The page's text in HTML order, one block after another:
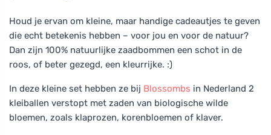
Houd je ervan om kleine, maar handige cadeautjes te geven
die echt betekenis hebben – voor jou en voor de natuur?
Dan zijn 100% natuurlijke zaadbommen een schot in de
roos, of beter gezegd, een kleurrijke. :)
In deze kleine set hebben ze bij Blossombs in Nederland 2
kleiballen verstopt met zaden van biologische wilde
bloemen, zoals klaprozen, korenbloemen of klaver.